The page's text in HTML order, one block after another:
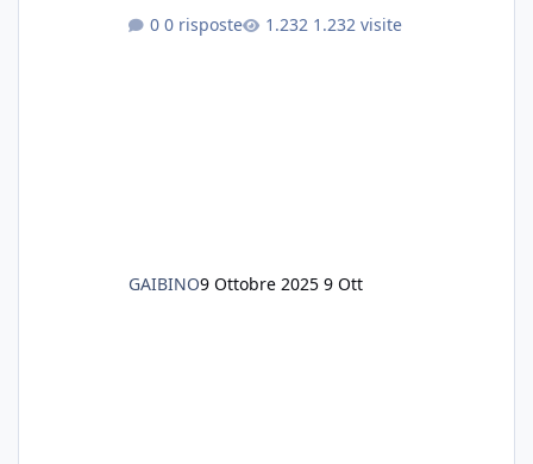
0 risposte 1.232 visite
GAIBINO9 Ottobre 2025 9 Ott